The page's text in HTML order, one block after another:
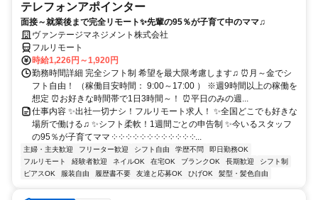
テレフォンアポインター
面接～就業後まで完全リモート✨先輩の95％が子育て中のママ♫
ヴァンテージマネジメント株式会社
フルリモート
時給1,226円～1,920円
勤務時間詳細 完全シフト制 希望を最大限考慮します♫ ⏰月～金でシ
フト自由！ （稼働目安時間： 9:00～17:00 ） ※週9時間以上の稼働を
想定 ⏰お好きな時間帯で1日3時間～！ ⏰平日のみの週...
仕事内容 ✨出社一切ナシ！フルリモート求人！ ✨全国どこでも好きな
場所で働ける♫ ✨シフト柔軟！1週間ごとの申告制 ✨今いるスタッフ
の95％が子育てママ ༶ ༶ ༶ ༶ ༶ ༶ ༶ ༶ ༶ ༶ ༶ ༶...
主婦・主夫歓迎 フリーター歓迎 シフト自由 学歴不問
即日勤務OK
フルリモート
経験者歓迎 ネイルOK 在宅OK ブランクOK 長期歓迎
シフト制
ピアスOK
服装自由 履歴書不要 友達と応募OK ひげOK 髪型・髪色自由